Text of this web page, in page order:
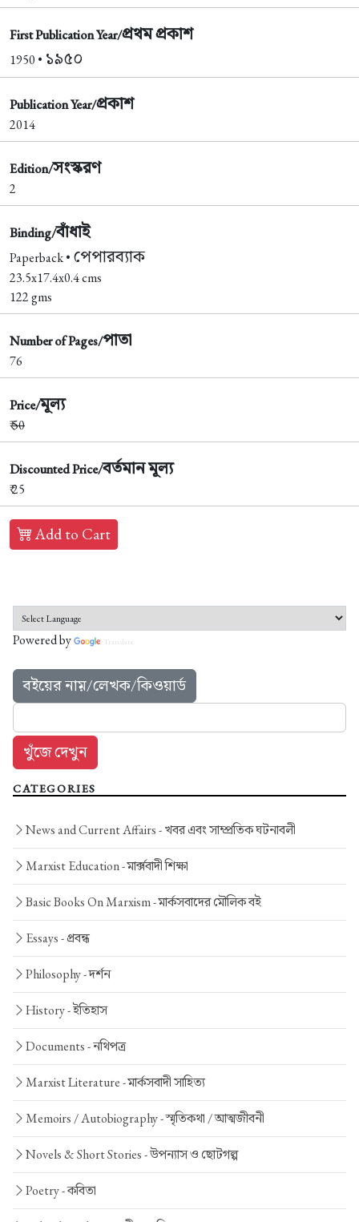
First Publication Year/প্রথম প্রকাশ
1950 • ১৯৫০
Publication Year/প্রকাশ
2014
Edition/সংস্করণ
2
Binding/বাঁধাই
Paperback • পেপারব্যাক
23.5x17.4x0.4 cms
122 gms
Number of Pages/পাতা
76
Price/মূল্য
₹50
Discounted Price/বর্তমান মূল্য
₹ 25
Add to Cart
Powered by Translate
বইয়ের নাম়/লেখক/কিওয়ার্ড
CATEGORIES
News and Current Affairs -খবর এবং সাম্প্রতিক ঘটনাবলী
Marxist Education -মার্ক্সবাদী শিক্ষা
Basic Books On Marxism -মার্কসবাদের মৌলিক বই
Essays -প্রবন্ধ
Philosophy -দর্শন
History -ইতিহাস
Documents -নথিপত্র
Marxist Literature -মার্কসবাদী সাহিত্য
Memoirs / Autobiography -স্মৃতিকথা / আত্মজীবনী
Novels & Short Stories -উপন্যাস ও ছোটগল্প
Poetry -কবিতা